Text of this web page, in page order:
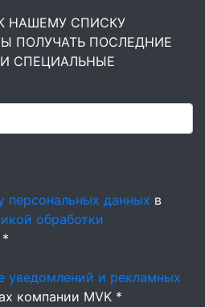
НАШЕМУ СПИСКУ
ПОЛУЧАТЬ ПОСЛЕДНИЕ
СПЕЦИАЛЬНЫЕ
персональных данных в
обработки
*
уведомлений и рекламных
компании MVK *